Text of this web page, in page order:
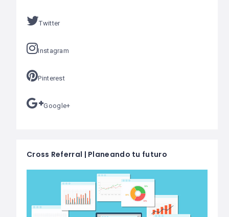
Twitter
Instagram
Pinterest
Google+
Cross Referral | Planeando tu futuro